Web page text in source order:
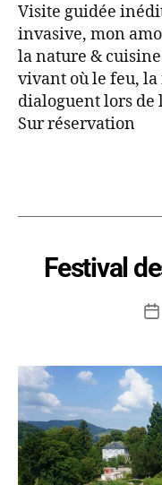
Visite guidée
invasive, mon
la nature &
vivant où le feu, la
dialoguent lors de
Sur réservation
Festival